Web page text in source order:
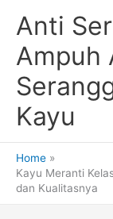
Anti
Ampuh
Kayu
Home
Kayu Meranti
dan Kualitasnya